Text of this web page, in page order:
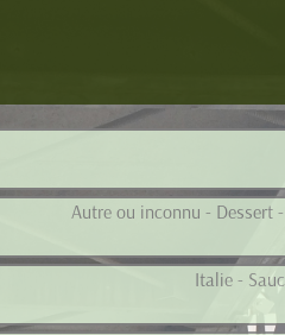
Autre ou inconnu - Dessert
Italie -